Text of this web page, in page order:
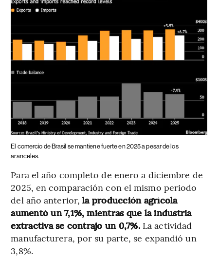
El comercio de Brasil se mantiene fuerte en 2025 a pesar de los
aranceles.
Para el año completo de enero a diciembre de
2025, en comparación con el mismo periodo
del año anterior,la producción agrícola
aumentó un 7,1%, mientras que la industria
extractiva se contrajo un 0,7%. La actividad
manufacturera, por su parte, se expandió un
3,8%.